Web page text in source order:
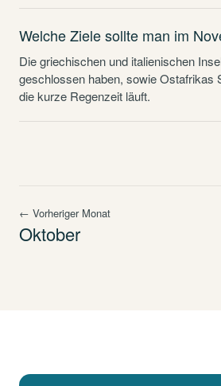
Welche Ziele sollte man im
Die griechischen und italienischen
geschlossen haben, sowie Ostafrikas
die kurze Regenzeit läuft.
← Vorheriger Monat
Oktober